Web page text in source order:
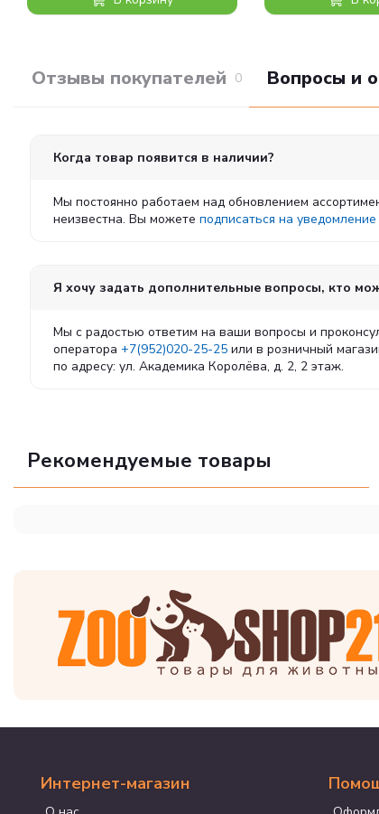
Отзывы покупателей 0 Вопросы и
Когда товар появится в наличии?
Мы постоянно работаем над обновлением
неизвестна. Вы можете подписаться на уведомление
Я хочу задать дополнительные вопросы, кто
Мы с радостью ответим на ваши вопросы и
оператора +7(952)020-25-25 или в розничный
по адресу: ул. Академика Королёва, д. 2, 2 этаж.
Рекомендуемые товары
Интернет-магазин